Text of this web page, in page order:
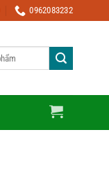
0962083232